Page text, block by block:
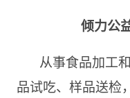
倾力公
从事食品加工
品试吃、样品送检